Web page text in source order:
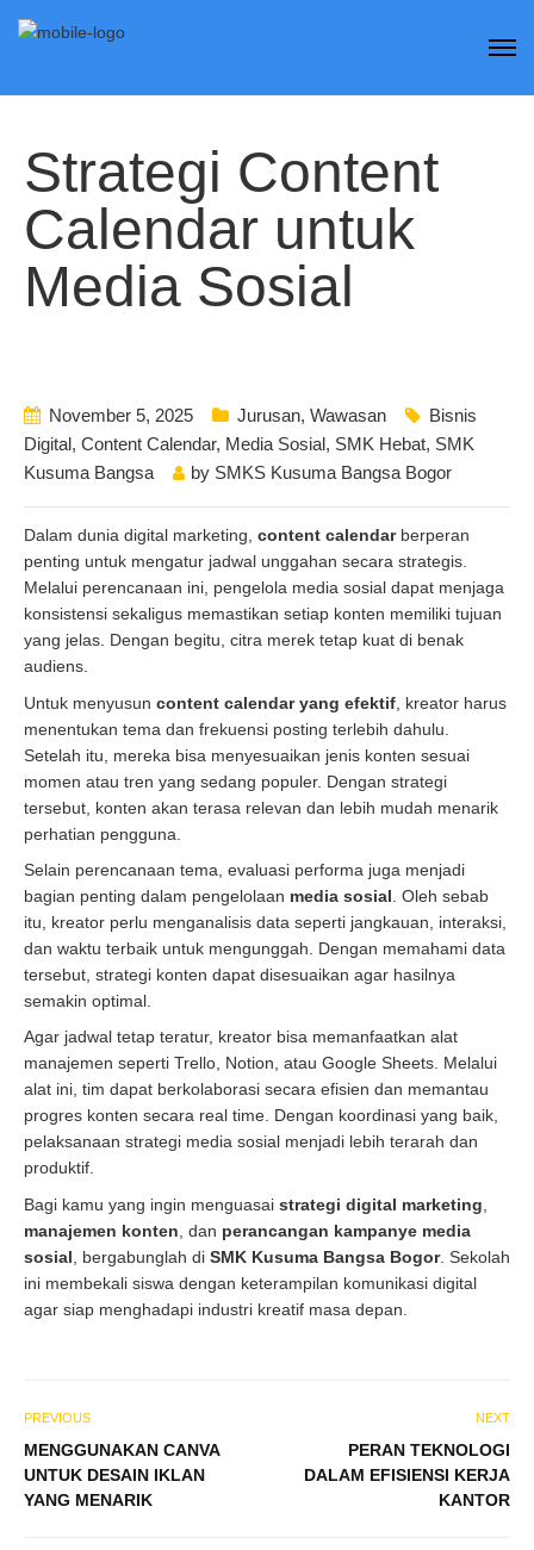
Strategi Content
Calendar untuk
Media Sosial
November 5, 2025 Jurusan, Wawasan
Bisnis
Digital, Content Calendar, Media Sosial, SMK Hebat, SMK
Kusuma Bangsa
by SMKS Kusuma Bangsa Bogor
Dalam dunia digital marketing, content calendarberperan
penting untuk mengatur jadwal unggahan secara strategis.
Melalui perencanaan ini, pengelola media sosial dapat menjaga
konsistensi sekaligus memastikan setiap konten memiliki tujuan
yang jelas. Dengan begitu, citra merek tetap kuat di benak
audiens.
Untuk menyusun content calendar yang efektif , kreator harus
menentukan tema dan frekuensi posting terlebih dahulu.
Setelah itu, mereka bisa menyesuaikan jenis konten sesuai
momen atau tren yang sedang populer. Dengan strategi
tersebut, konten akan terasa relevan dan lebih mudah menarik
perhatian pengguna.
Selain perencanaan tema, evaluasi performa juga menjadi
bagian penting dalam pengelolaan media sosial . Oleh sebab
itu, kreator perlu menganalisis data seperti jangkauan, interaksi,
dan waktu terbaik untuk mengunggah. Dengan memahami data
tersebut, strategi konten dapat disesuaikan agar hasilnya
semakin optimal.
Agar jadwal tetap teratur, kreator bisa memanfaatkan alat
manajemen seperti Trello, Notion, atau Google Sheets. Melalui
alat ini, tim dapat berkolaborasi secara efisien dan memantau
progres konten secara real time. Dengan koordinasi yang baik,
pelaksanaan strategi media sosial menjadi lebih terarah dan
produktif.
Bagi kamu yang ingin menguasai strategi digital marketing
manajemen konten , dan perancangan kampanye media
sosial , bergabunglah di SMK Kusuma Bangsa Bogor. Sekolah
ini membekali siswa dengan keterampilan komunikasi digital
agar siap menghadapi industri kreatif masa depan.
PREVIOUS
MENGGUNAKAN CANVA
UNTUK DESAIN IKLAN
YANG MENARIK
NEXT
PERAN TEKNOLOGI
DALAM EFISIENSI KERJA
KANTOR